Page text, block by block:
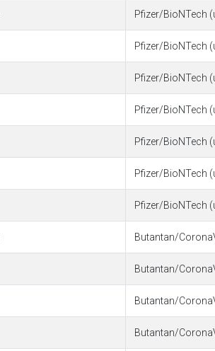
Pfizer/BioNTech
Pfizer/BioNTech
Pfizer/BioNTech
Pfizer/BioNTech
Pfizer/BioNTech
Pfizer/BioNTech
Pfizer/BioNTech
Butantan/
Butantan/
Butantan/
Butantan/